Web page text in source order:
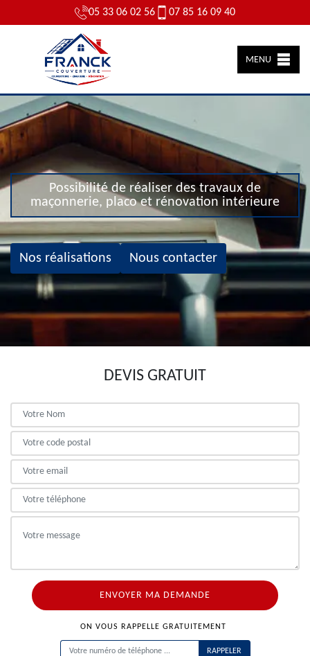
05 33 06 02 56 07 85 16 09 40
MENU
Possibilité de réaliser des travaux de
maçonnerie, placo et rénovation intérieure
Nos réalisations Nous contacter
DEVIS GRATUIT
ON VOUS RAPPELLE GRATUITEMENT